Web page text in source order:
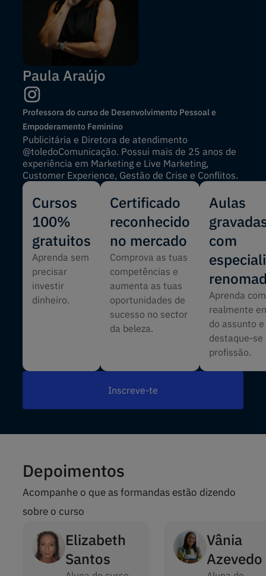
Paula Araújo
Professora do curso de Desenvolvimento Pessoal e
Empoderamento Feminino
Publicitária e Diretora de atendimento
@toledoComunicação. Possui mais de 25 anos de
experiência em Marketing e Live Marketing,
Customer Experience, Gestão de Crise e Conflitos.
Cursos
100%
gratuitos
Aprenda sem
precisar
investir
dinheiro.
Certificado
reconhecido
no mercado
Comprova as tuas
competências e
aumenta as tuas
oportunidades de
sucesso no sector
da beleza.
Aulas
com
Aprenda
realmente
do assunto e
destaque-se
profissão.
Inscreve-te
Depoimentos
Acompanhe o que as formandas estão dizendo
sobre o curso
Elizabeth
Santos
Vânia
Azevedo